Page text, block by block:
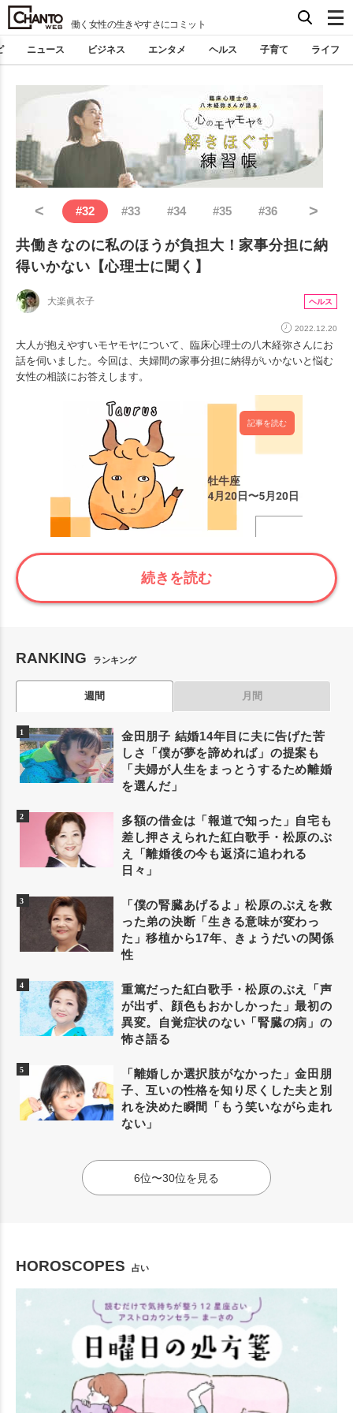
働く女性の生きやすさにコミット
ニュース ビジネス エンタメ ヘルス 子育て ライフ
< #32 #33 #34 #35 #36 >
共働きなのに私のほうが負担大！家事分担に納
得いかない【心理士に聞く】
大楽眞衣子 ヘルス
2022.12.20
大人が抱えやすいモヤモヤについて、臨床心理士の八木経弥さんにお
話を伺いました。今回は、夫婦間の家事分担に納得がいかないと悩む
女性の相談にお答えします。
記事を読む
続きを読む
RANKING ランキング
週間 月間
金田朋子 結婚14年目に夫に告げた苦
しさ「僕が夢を諦めれば」の提案も
「夫婦が人生をまっとうするため離婚
を選んだ」
多額の借金は「報道で知った」自宅も
差し押さえられた紅白歌手・松原のぶ
え「離婚後の今も返済に追われる
日々」
「僕の腎臓あげるよ」松原のぶえを救
った弟の決断「生きる意味が変わっ
た」移植から17年、きょうだいの関係
性
重篤だった紅白歌手・松原のぶえ「声
が出ず、顔色もおかしかった」最初の
異変。自覚症状のない「腎臓の病」の
怖さ語る
「離婚しか選択肢がなかった」金田朋
子、互いの性格を知り尽くした夫と別
れを決めた瞬間「もう笑いながら走れ
ない」
6位〜30位を見る
HOROSCOPES 占い